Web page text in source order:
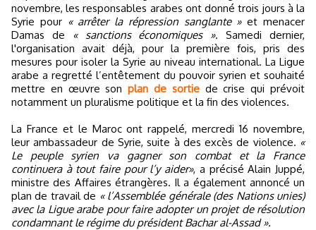
novembre, les responsables arabes ont donné trois jours à la
Syrie pour « arrêter la répression sanglante »et menacer
Damas de
« sanctions économiques ». Samedi dernier,
l'organisation avait déjà, pour la première fois, pris des
mesures pour isoler la Syrie au niveau international. La Ligue
arabe a regretté l’entêtement du pouvoir syrien et souhaité
mettre en œuvre sonplan de sortiede crise qui prévoit
notamment un pluralisme politique et la fin des violences.
La France et le Maroc ont rappelé, mercredi 16 novembre,
leur ambassadeur de Syrie, suite à des excès de violence. «
Le peuple syrien va gagner son combat et la France
continuera à tout faire pour l’y aider», a précisé Alain Juppé,
ministre des Affaires étrangères. Il a également annoncé un
plan de travail de « l’Assemblée générale (des Nations unies)
avec la Ligue arabe pour faire adopter un projet de résolution
condamnant le régime du président Bachar al-Assad ».